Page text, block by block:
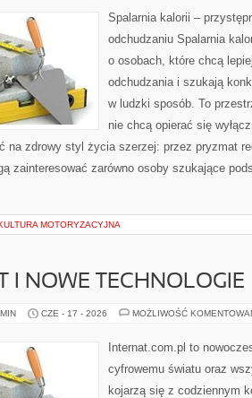
Spalarnia kalorii –
odchudzaniu Spalarnia
o osobach, które chcą
odchudzania i szukają
w ludzki sposób. To
nie chcą opierać się
na zdrowy styl życia szerzej: przez pryzmat
zainteresować zarówno osoby szukające
MOTORYZACYJNA
I NOWE TECHNOLOGIE
CZE - 17 - 2026 MOŻLIWOŚĆ
Internat.com.pl to
cyfrowemu światu oraz
kojarzą się z codziennym